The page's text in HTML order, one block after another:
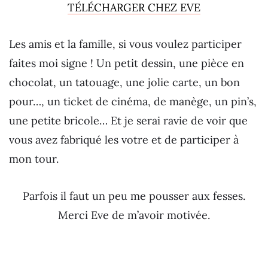
TÉLÉCHARGER CHEZ EVE
Les amis et la famille, si vous voulez participer
faites moi signe ! Un petit dessin, une pièce en
chocolat, un tatouage, une jolie carte, un bon
pour…, un ticket de cinéma, de manège, un pin’s,
une petite bricole… Et je serai ravie de voir que
vous avez fabriqué les votre et de participer à
mon tour.
Parfois il faut un peu me pousser aux fesses.
Merci Eve de m’avoir motivée.